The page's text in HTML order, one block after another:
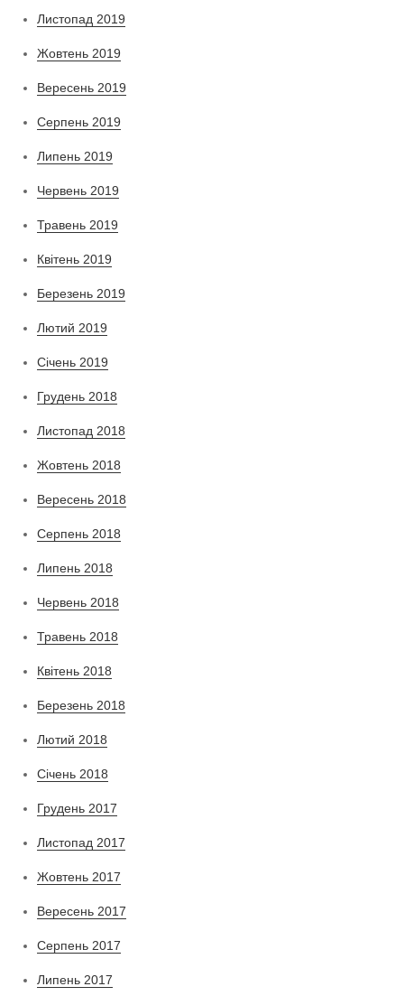
Листопад 2019
Жовтень 2019
Вересень 2019
Серпень 2019
Липень 2019
Червень 2019
Травень 2019
Квітень 2019
Березень 2019
Лютий 2019
Січень 2019
Грудень 2018
Листопад 2018
Жовтень 2018
Вересень 2018
Серпень 2018
Липень 2018
Червень 2018
Травень 2018
Квітень 2018
Березень 2018
Лютий 2018
Січень 2018
Грудень 2017
Листопад 2017
Жовтень 2017
Вересень 2017
Серпень 2017
Липень 2017